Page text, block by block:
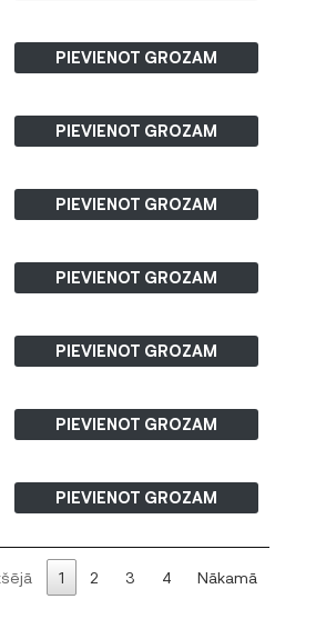
PIEVIENOT GROZAM
PIEVIENOT GROZAM
PIEVIENOT GROZAM
PIEVIENOT GROZAM
PIEVIENOT GROZAM
PIEVIENOT GROZAM
PIEVIENOT GROZAM
1 2 3 4 Nākamā